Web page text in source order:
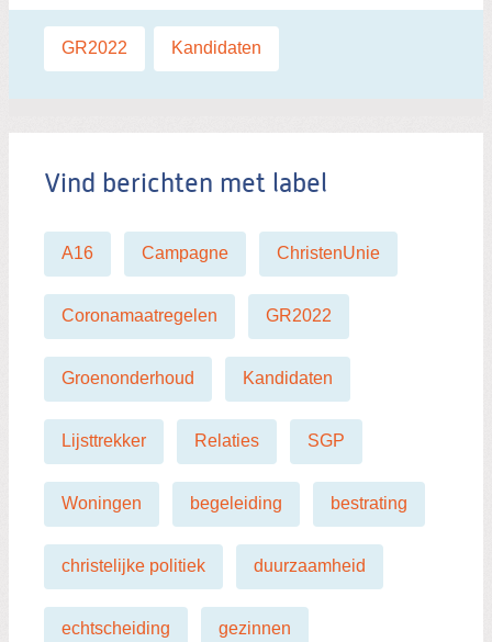
Labels:
GR2022 Kandidaten
Vind berichten met label
A16 Campagne ChristenUnie
Coronamaatregelen GR2022
Groenonderhoud Kandidaten
Lijsttrekker Relaties SGP
Woningen begeleiding bestrating
christelijke politiek duurzaamheid
echtscheiding gezinnen